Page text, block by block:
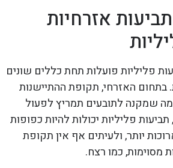
אזרחיות
פליליות פועלות תחת כללים שונים
האזרחי, תקופת ההתיישנות
שמקנה לתובעים תמריץ לפעול
פליליות יכולות להיות כפופות
יותר, ולעיתים אף אין תקופת
מסוימות, כמו רצח.